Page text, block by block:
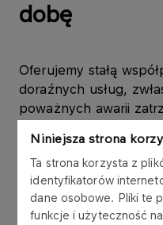
Niniejsza strona
Ta strona korzysta z
identyfikatorów
dane osobowe. Pliki te
funkcje i użyteczność
dobę
Oferujemy stałą
doraźnych usług,
poważnych awarii